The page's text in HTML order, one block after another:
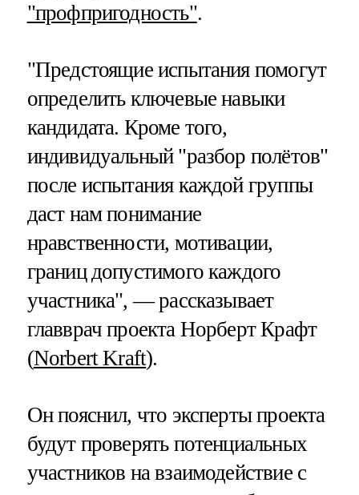
"профпригодность".
"Предстоящие испытания помогут
определить ключевые навыки
кандидата. Кроме того,
индивидуальный "разбор полётов"
после испытания каждой группы
даст нам понимание
нравственности, мотивации,
границ допустимого каждого
участника", — рассказывает
главврач проекта Норберт Крафт
(Norbert Kraft).
Он пояснил, что эксперты проекта
будут проверять потенциальных
участников на взаимодействие с